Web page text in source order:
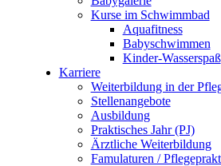
Kurse im Schwimmbad
Aquafitness
Babyschwimmen
Kinder-Wasserspaß
Karriere
Weiterbildung in der
Stellenangebote
Ausbildung
Praktisches Jahr (PJ)
Ärztliche Weiterbildung
Famulaturen /